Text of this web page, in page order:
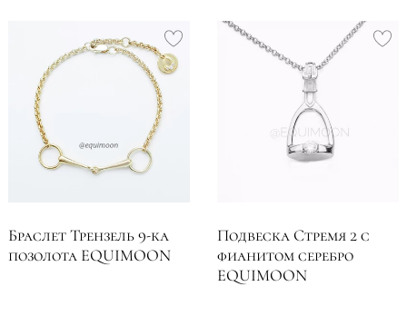
Браслет Трензель 9-ка
позолота EQUIMOON
Подвеска Стремя 2 с
фианитом серебро
EQUIMOON